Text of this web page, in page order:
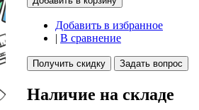
Добавить в избранное
| В сравнение
Получить скидку Задать вопрос
Наличие на складе